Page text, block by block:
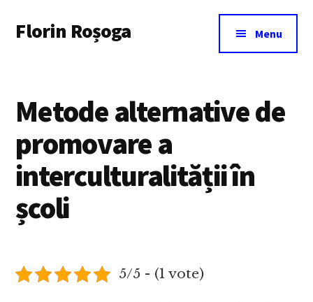
main
menu
Florin Roșoga Menu
Metode alternative de
promovare a
interculturalității în
școli
5/5 - (1 vote)